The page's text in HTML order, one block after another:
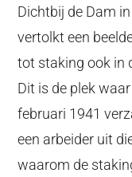
Dichtbij de Dam
vertolkt een
tot staking ook in
Dit is de plek
februari 1941
een arbeider uit
waarom de